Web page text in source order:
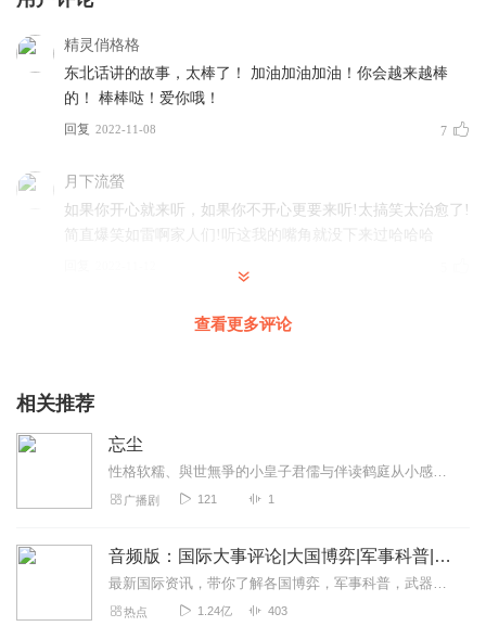
精灵俏格格
东北话讲的故事，太棒了！ 加油加油加油！你会越来越棒
的！ 棒棒哒！爱你哦！
回复 2022-11-08 7
月下流螢
如果你开心就来听，如果你不开心更要来听!太搞笑太治愈了!
简直爆笑如雷啊家人们!听这我的嘴角就没下来过哈哈哈
回复
_甜甜___
小芋头的专辑幽默风趣有观点，在嬉笑轻松的氛围中听主播
聊天，感受生活中的点滴，不知不觉中有收获。非常棒的专
2022-11-14 4
财富妮妮
查看更多评论
相关推荐
忘尘
性格软糯、與世無爭的小皇子君儒与伴读鹤庭从小感情深厚、形影不离。皇帝的突然离世，宫内之争瞬间风云变幻，各位皇子虎视眈眈。君儒为保护自己与鹤庭的性命，选择了与少将...
广播剧 121 1
音频版：国际大事评论|大国博弈|军事科普|科技讲解
最新国际资讯，带你了解各国博弈，军事科普，武器博览。本专辑为听风的蚕原创专辑，本专辑将为您介绍军事科普和国际动态和热点大事，通过独家解读，为您理清热点之下的脉络...
热点 1.24亿 403